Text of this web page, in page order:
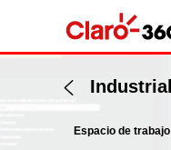
Industrial
Espacio de trabajo